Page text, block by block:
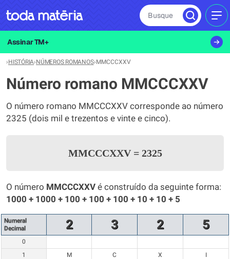
Busque
Assinar TM+
›HISTÓRIA›NÚMEROS ROMANOS›MMCCCXXV
Número romano MMCCCXXV
O número romano MMCCCXXV corresponde ao número
2325 (dois mil e trezentos e vinte e cinco).
MMCCCXXV =2325
O número MMCCCXXV é construído da seguinte forma:
1000 + 1000 + 100 + 100 + 100 + 10 + 10 + 5
Numeral
Decimal
2 3 2 5
0
1
M C X
I